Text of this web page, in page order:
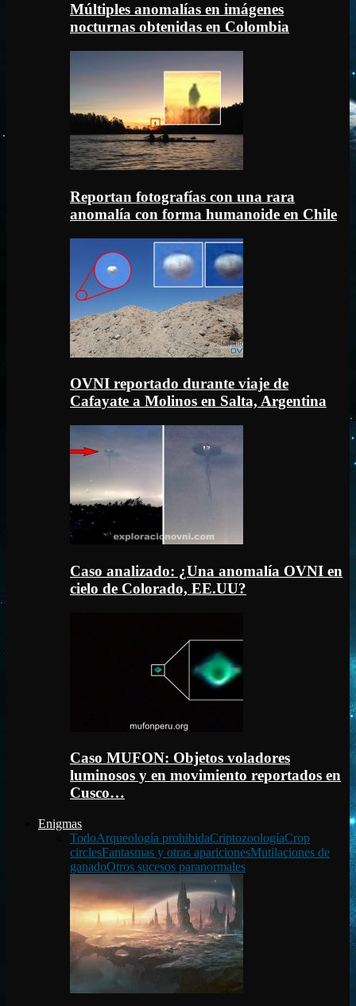
Múltiples anomalías en imágenes
nocturnas obtenidas en Colombia
Reportan fotografías con una rara
anomalía con forma humanoide en Chile
OVNI reportado durante viaje de
Cafayate a Molinos en Salta, Argentina
Caso analizado: ¿Una anomalía OVNI en
cielo de Colorado, EE.UU?
Caso MUFON: Objetos voladores
luminosos y en movimiento reportados en
Cusco…
Enigmas
TodoArqueología prohibidaCriptozoologíaCrop
circlesFantasmas y otras aparicionesMutilaciones de
ganadoOtros sucesos paranormales